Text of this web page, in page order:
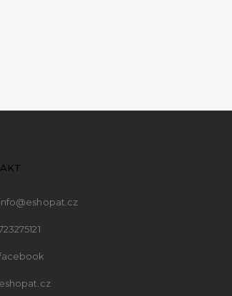
info@eshopat.cz
eshopat.cz